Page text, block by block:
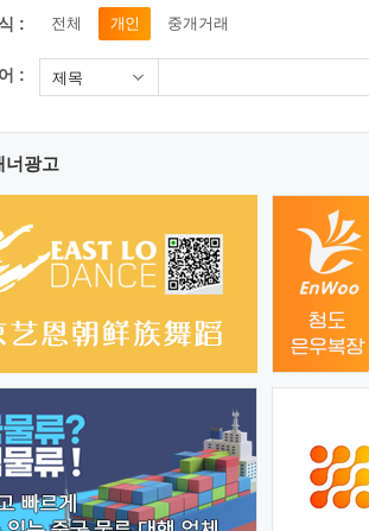
: 전체 개인 중개거래
: 제목
너광고